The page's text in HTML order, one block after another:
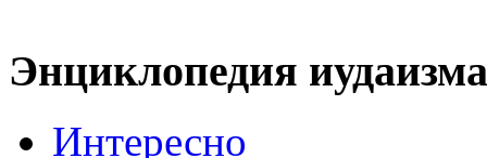
Энциклопедия иудаизма
Интересно